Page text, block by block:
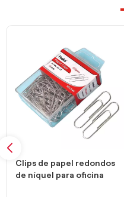
Clips de papel redondos
de níquel para oficina